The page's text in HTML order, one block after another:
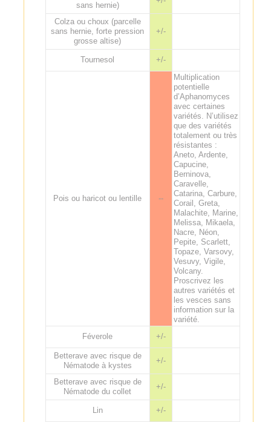
sans hernie)
Colza ou choux (parcelle
sans hernie, forte pression
grosse altise)
+/-
Tournesol +/-
Pois ou haricot ou lentille --
Multiplication
potentielle
d’Aphanomyces
avec certaines
variétés. N’utilisez
que des variétés
totalement ou très
résistantes :
Aneto, Ardente,
Capucine,
Berninova,
Caravelle,
Catarina, Carbure,
Corail, Greta,
Malachite, Marine,
Melissa, Mikaela,
Nacre, Néon,
Pepite, Scarlett,
Topaze, Varsovy,
Vesuvy, Vigile,
Volcany.
Proscrivez les
autres variétés et
les vesces sans
information sur la
variété.
Féverole
+/-
Betterave avec risque de
Nématode à kystes
+/-
Betterave avec risque de
Nématode du collet
+/-
Lin +/-